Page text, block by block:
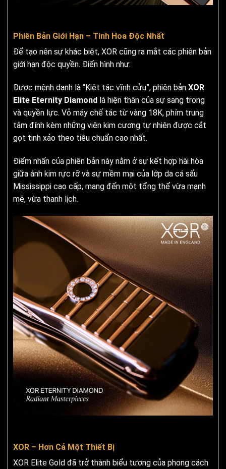
Phiên Bản Giới Hạn – Tinh Hoa Độc Nhất
Để tạo nên sự khác biệt, XOR cũng ra mắt các phiên bản
giới hạn độc quyền. Điển hình như:
Được mệnh danh là “Kiệt tác vĩnh cửu”, phiên bản XOR
Elite Eternity Diamond là hiện thân của sự sang trọng
và quyền lực. Vỏ máy chế tác từ vàng 18K, phím trung
tâm đính kèm những viên kim cương tự nhiên được cắt
gọt tinh xảo theo tiêu chuẩn cao nhất.
Điểm nhấn của phiên bản này nằm ở sự kết hợp hài hòa
giữa ánh kim rực rỡ và sự mềm mại của lớp da cá sấu
Mississippi cao cấp, mang đến một tổng thể vừa mạnh
mẽ, vừa thanh lịch.
XOR – Hơn Cả Một Thiết Bị
XOR Elite Gold đã trở thành biểu tượng của phong cách